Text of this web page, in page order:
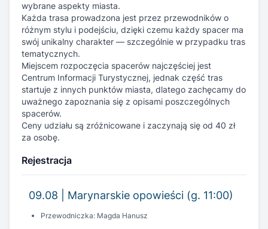
wybrane aspekty miasta.
Każda trasa prowadzona jest przez przewodników o
różnym stylu i podejściu, dzięki czemu każdy spacer ma
swój unikalny charakter — szczególnie w przypadku tras
tematycznych.
Miejscem rozpoczęcia spacerów najczęściej jest
Centrum Informacji Turystycznej, jednak część tras
startuje z innych punktów miasta, dlatego zachęcamy do
uważnego zapoznania się z opisami poszczególnych
spacerów.
Ceny udziału są zróżnicowane i zaczynają się od 40 zł
za osobę.
Rejestracja
09.08 | Marynarskie opowieści (g. 11:00)
Przewodniczka: Magda Hanusz